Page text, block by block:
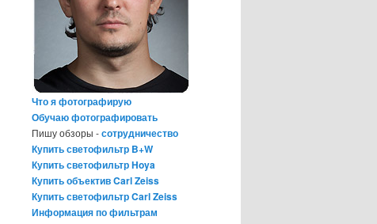
Что я фотографирую
Обучаю фотографировать
Пишу обзоры -сотрудничество
Купить светофильтр B+W
Купить светофильтр Hoya
Купить объектив Carl Zeiss
Купить светофильтр Carl Zeiss
Информация по фильтрам